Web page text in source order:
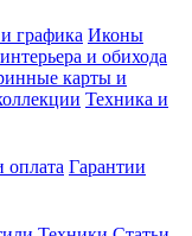
графика Иконы
и обихода
карты и
Техника и
оплата Гарантии